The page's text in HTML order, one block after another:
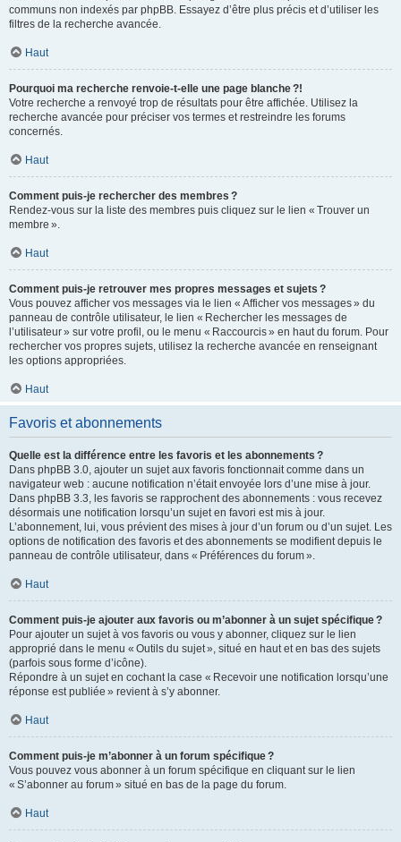
communs non indexés par phpBB. Essayez d’être plus précis et d’utiliser les
filtres de la recherche avancée.
Haut
Pourquoi ma recherche renvoie-t-elle une page blanche ?!
Votre recherche a renvoyé trop de résultats pour être affichée. Utilisez la
recherche avancée pour préciser vos termes et restreindre les forums
concernés.
Haut
Comment puis-je rechercher des membres ?
Rendez-vous sur la liste des membres puis cliquez sur le lien « Trouver un
membre ».
Haut
Comment puis-je retrouver mes propres messages et sujets ?
Vous pouvez afficher vos messages via le lien « Afficher vos messages » du
panneau de contrôle utilisateur, le lien « Rechercher les messages de
l’utilisateur » sur votre profil, ou le menu « Raccourcis » en haut du forum. Pour
rechercher vos propres sujets, utilisez la recherche avancée en renseignant
les options appropriées.
Haut
Favoris et abonnements
Quelle est la différence entre les favoris et les abonnements ?
Dans phpBB 3.0, ajouter un sujet aux favoris fonctionnait comme dans un
navigateur web : aucune notification n’était envoyée lors d’une mise à jour.
Dans phpBB 3.3, les favoris se rapprochent des abonnements : vous recevez
désormais une notification lorsqu’un sujet en favori est mis à jour.
L’abonnement, lui, vous prévient des mises à jour d’un forum ou d’un sujet. Les
options de notification des favoris et des abonnements se modifient depuis le
panneau de contrôle utilisateur, dans « Préférences du forum ».
Haut
Comment puis-je ajouter aux favoris ou m’abonner à un sujet spécifique ?
Pour ajouter un sujet à vos favoris ou vous y abonner, cliquez sur le lien
approprié dans le menu « Outils du sujet », situé en haut et en bas des sujets
(parfois sous forme d’icône).
Répondre à un sujet en cochant la case « Recevoir une notification lorsqu’une
réponse est publiée » revient à s’y abonner.
Haut
Comment puis-je m’abonner à un forum spécifique ?
Vous pouvez vous abonner à un forum spécifique en cliquant sur le lien
« S’abonner au forum » situé en bas de la page du forum.
Haut